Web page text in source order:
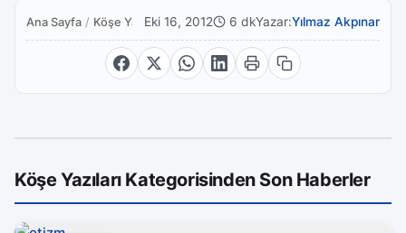
Ana Sayfa / Köşe YazılarıEki 16, 2012 6 dkYazar:Yılmaz Akpınar
Köşe Yazıları Kategorisinden Son Haberler